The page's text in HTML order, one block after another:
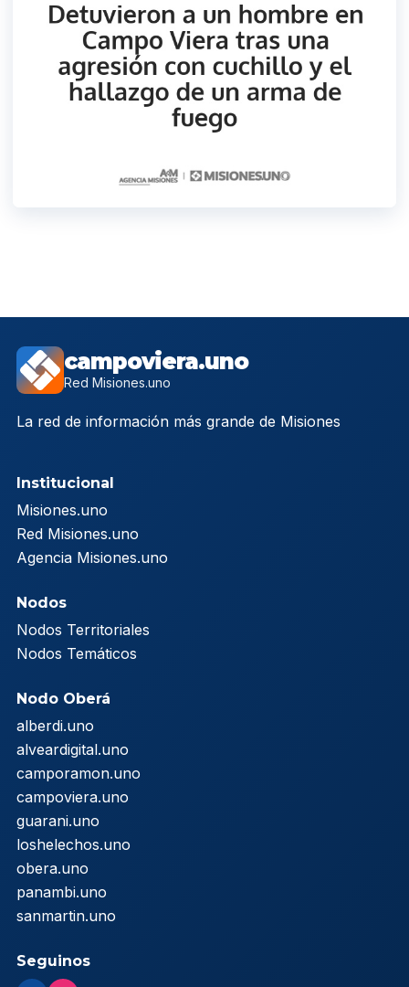
campoviera.uno
Red Misiones.uno
La red de información más grande de Misiones
Institucional
Misiones.uno
Red Misiones.uno
Agencia Misiones.uno
Nodos
Nodos Territoriales
Nodos Temáticos
Nodo Oberá
alberdi.uno
alveardigital.uno
camporamon.uno
campoviera.uno
guarani.uno
loshelechos.uno
obera.uno
panambi.uno
sanmartin.uno
Seguinos